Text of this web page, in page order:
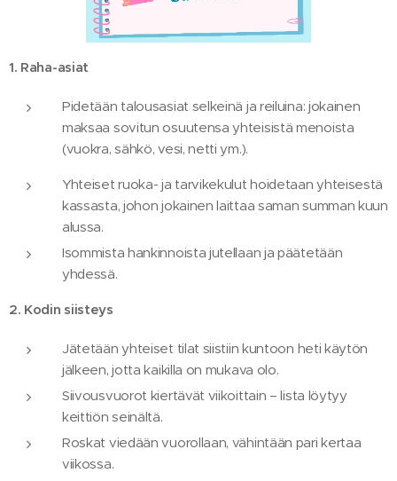
1. Raha-asiat
Pidetään talousasiat selkeinä ja reiluina: jokainen
maksaa sovitun osuutensa yhteisistä menoista
(vuokra, sähkö, vesi, netti ym.).
Yhteiset ruoka- ja tarvikekulut hoidetaan yhteisestä
kassasta, johon jokainen laittaa saman summan kuun
alussa.
Isommista hankinnoista jutellaan ja päätetään
yhdessä.
2. Kodin siisteys
Jätetään yhteiset tilat siistiin kuntoon heti käytön
jälkeen, jotta kaikilla on mukava olo.
Siivousvuorot kiertävät viikoittain – lista löytyy
keittiön seinältä.
Roskat viedään vuorollaan, vähintään pari kertaa
viikossa.